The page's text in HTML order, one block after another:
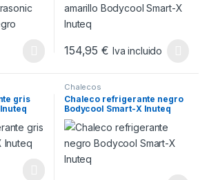
154,95€ Iva incluido
Este producto tiene múltiples
gris
Chalecos
Chaleco refrigerante negro
Bodycool Smart-X Inuteq